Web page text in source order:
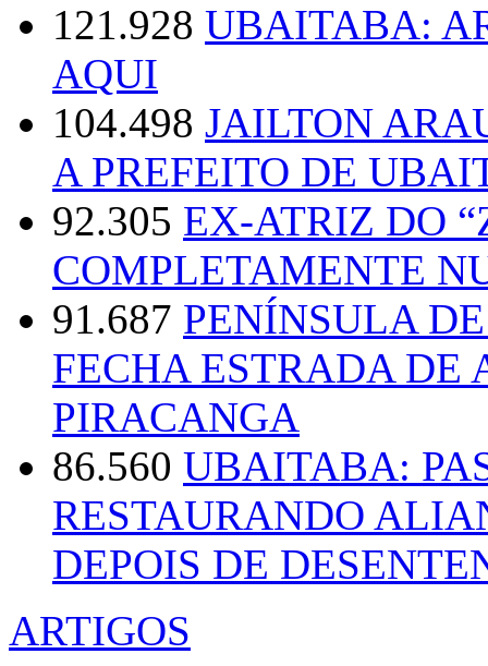
121.928 UBAITABA:
AQUI
104.498 JAILTON
A PREFEITO DE
92.305 EX-ATRIZ DO
COMPLETAMENTE
91.687 PENÍNSULA
FECHA ESTRADA DE
PIRACANGA
86.560 UBAITABA:
RESTAURANDO
DEPOIS DE
ARTIGOS